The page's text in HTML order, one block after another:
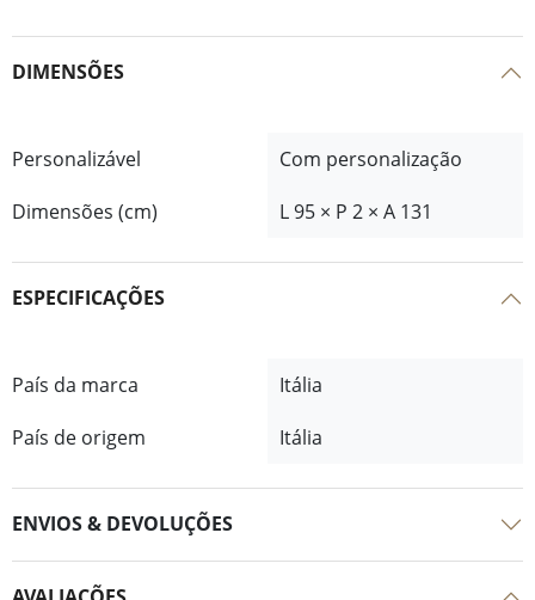
DIMENSÕES
Personalizável
Com personalização
Dimensões (cm)
L 95 × P 2 × A 131
ESPECIFICAÇÕES
País da marca
Itália
País de origem
Itália
ENVIOS & DEVOLUÇÕES